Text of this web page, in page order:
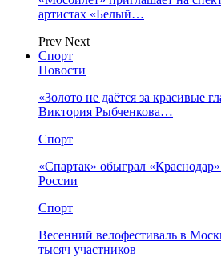
артистах «Белый…
Prev Next
Спорт
Новости
«Золото не даётся за красивые
Виктория Рыбченкова…
Спорт
«Спартак» обыграл
России
Спорт
Весенний велофестиваль в
тысяч участников